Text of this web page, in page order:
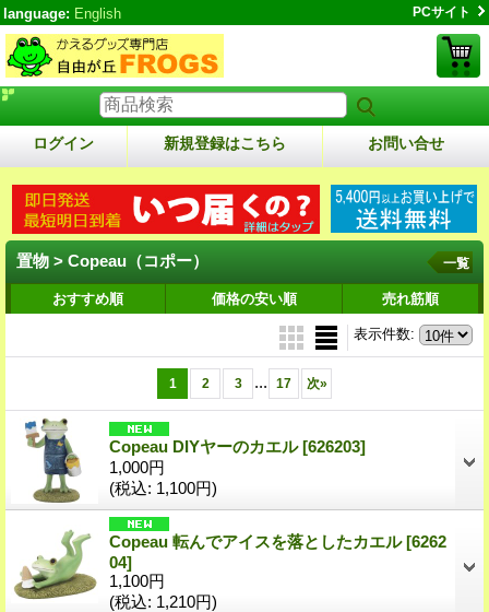
language: English PCサイト
ログイン 新規登録はこちら お問い合せ
置物 > Copeau（コポー） 一覧
おすすめ順 価格の安い順 売れ筋順
表示件数:
1 2 3 ... 17 次»
Copeau DIYヤーのカエル[626203]
1,000円
(税込: 1,100円)
Copeau 転んでアイスを落としたカエル[6262
04]
1,100円
(税込: 1,210円)